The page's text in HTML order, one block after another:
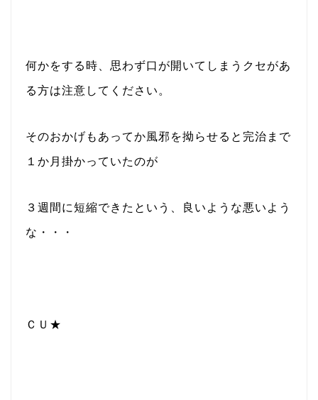
何かをする時、思わず口が開いてしまうクセがあ
る方は注意してください。
そのおかげもあってか風邪を拗らせると完治まで
１か月掛かっていたのが
３週間に短縮できたという、良いような悪いよう
な・・・
ＣＵ★